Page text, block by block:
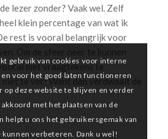
lezer zonder? Vaak wel. Zelf
klein percentage van wat ik
rest is vooral belangrijk voor
met vraagtekens te
niet te ver! Want dan verdwaalt de
gebruik van cookies voor interne
voor het goed laten functioneren
op deze website te blijven en verder
met het plaatsen van de
helpt u ons het gebruikersgemak van
kunnen verbeteren. Dank u wel!